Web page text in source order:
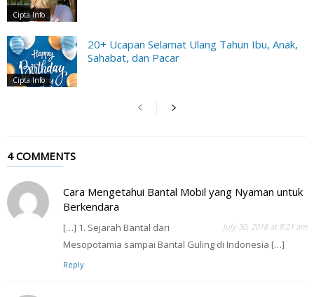
Cipta Info
Cipta Info
20+ Ucapan Selamat Ulang Tahun Ibu, Anak,
Sahabat, dan Pacar
4 COMMENTS
Cara Mengetahui Bantal Mobil yang Nyaman untuk
Berkendara
July 30, 2018 at 8:21 am
[…] 1. Sejarah Bantal dari
Mesopotamia sampai Bantal Guling di Indonesia […]
Reply